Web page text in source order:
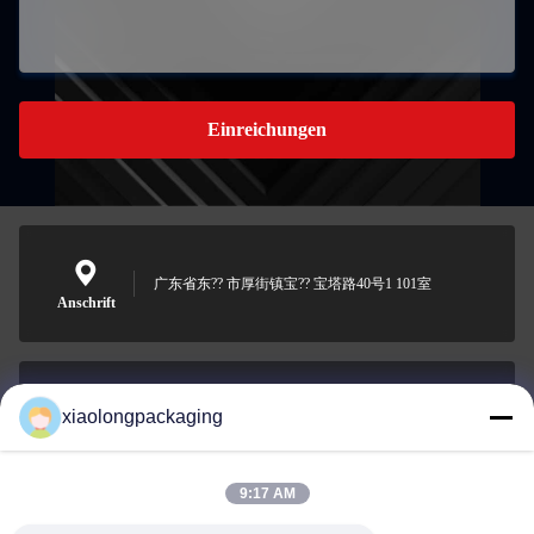
Einreichungen
Anschrift
广东省东?? 市厚街镇宝?? 宝塔路40号1 101室
E-Mail-Adresse
Tina@xiaolongpackaging.com
xiaolongpackaging
9:17 AM